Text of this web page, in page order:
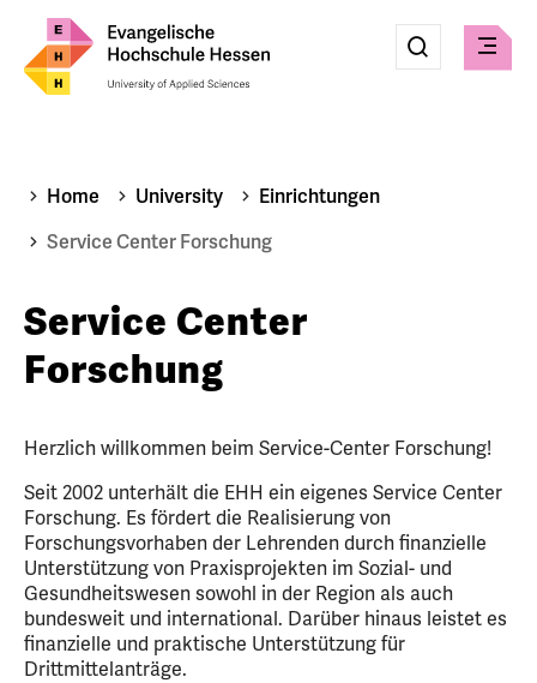
Suche
absenden
Home University
Einrichtungen
Service Center Forschung
Service Center
Forschung
Herzlich willkommen beim Service-Center Forschung!
Seit 2002 unterhält die EHH ein eigenes Service Center
Forschung. Es fördert die Realisierung von
Forschungsvorhaben der Lehrenden durch finanzielle
Unterstützung von Praxisprojekten im Sozial- und
Gesundheitswesen sowohl in der Region als auch
bundesweit und international. Darüber hinaus leistet es
finanzielle und praktische Unterstützung für
Drittmittelanträge.